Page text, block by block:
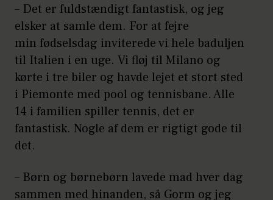
– Det er fuldstændigt fantastisk, og jeg
elsker at samle dem. For at fejre
min fødselsdag inviterede vi hele baduljen
til Italien i en uge. Vi fløj til Milano og
kørte i tre biler og havde lejet et stort sted
i Piemonte med pool og tennisbane. Alle
14 i familien spiller tennis, det er
fantastisk. Nogle af dem er rigtigt gode til
det.
– Børn og børnebørn lavede mad hver dag
sammen med hinanden, så Gorm og jeg